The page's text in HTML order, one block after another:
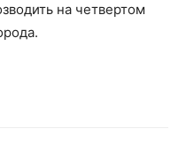
на четвертом